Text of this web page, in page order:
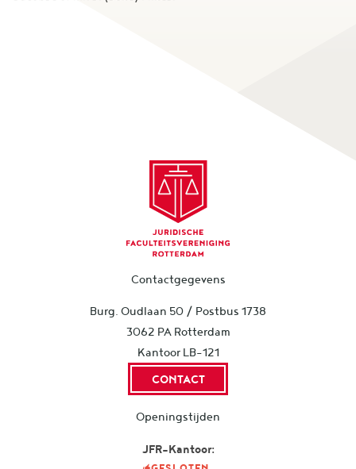
Contactgegevens
Burg. Oudlaan 50 / Postbus 1738
3062 PA Rotterdam
Kantoor LB-121
CONTACT
Openingstijden
JFR-Kantoor: